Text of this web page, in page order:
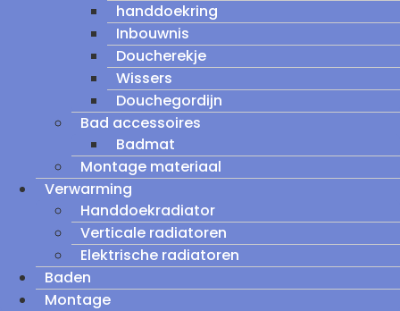
handdoekring
Inbouwnis
Doucherekje
Wissers
Douchegordijn
Bad accessoires
Badmat
Montage materiaal
Verwarming
Handdoekradiator
Verticale radiatoren
Elektrische radiatoren
Baden
Montage